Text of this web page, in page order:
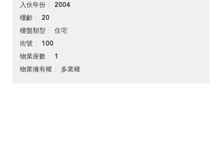
入伙年份 2004
樓齡 20
樓盤類型 住宅
街號 100
物業座數 1
物業擁有權 多業權